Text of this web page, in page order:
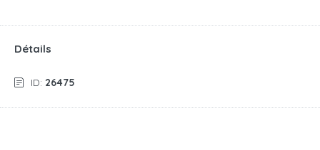
Détails
ID: 26475